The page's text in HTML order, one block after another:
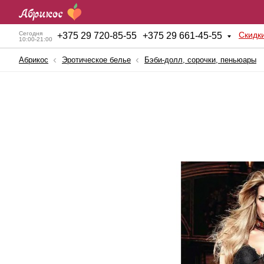
Сегодня
10:00-21:00
+375 29 720-85-55 +375 29 661-45-55
Насадки и Кольца
Секс-машины
Фаллопротезы
Фаллоимитаторы
Абрикос Эротическое белье Бэби-долл, сорочки, пеньюары